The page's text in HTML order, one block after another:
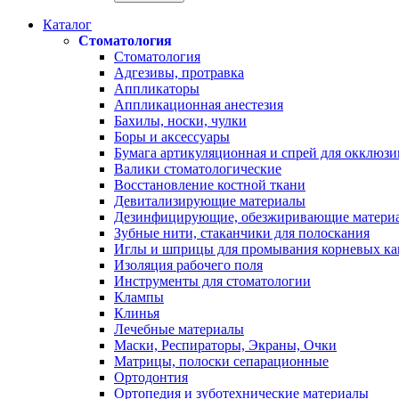
Каталог
Стоматология
Стоматология
Адгезивы, протравка
Аппликаторы
Аппликационная анестезия
Бахилы, носки, чулки
Боры и аксессуары
Бумага артикуляционная и спрей для
Валики стоматологические
Восстановление костной ткани
Девитализирующие материалы
Дезинфицирующие, обезжиривающие
Зубные нити, стаканчики для полоскания
Иглы и шприцы для промывания корневых
Изоляция рабочего поля
Инструменты для стоматологии
Клампы
Клинья
Лечебные материалы
Маски, Респираторы, Экраны, Очки
Матрицы, полоски сепарационные
Ортодонтия
Ортопедия и зуботехнические материалы